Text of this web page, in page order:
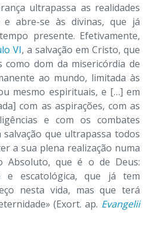
ultrapassa as realidades
e abre-se às divinas, que já
presente. Efetivamente,
VI, a salvação em Cristo, que
dom da misericórdia de
ao mundo, limitada às
mesmo espirituais, e […] em
com as aspirações, com as
e com os combates
que ultrapassa todos
a sua plena realização numa
Absoluto, que é o de Deus:
e escatológica, que já tem
nesta vida, mas que terá
(Exort. ap. Evangelii